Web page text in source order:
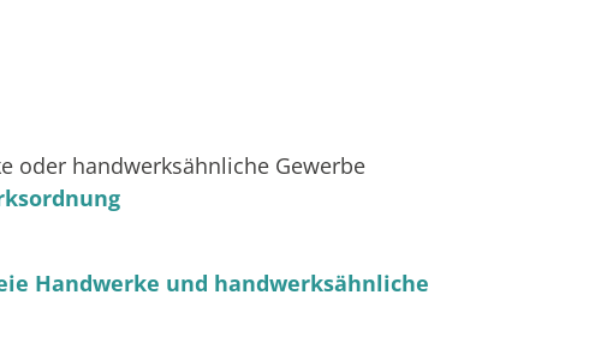
oder handwerksähnliche Gewerbe
Handwerke und handwerksähnliche